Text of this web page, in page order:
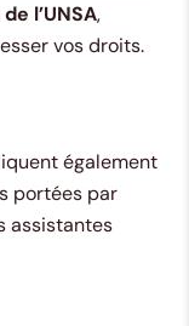
l’UNSA,
vos droits.
également
portées par
assistantes